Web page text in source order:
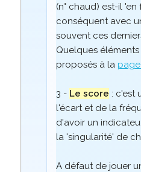
(n° chaud) est-il
conséquent avec
souvent ces
Quelques
proposés à la
3 - Le score : c'est
l'écart et de la
d'avoir un
la 'singularité' de
A défaut de jouer